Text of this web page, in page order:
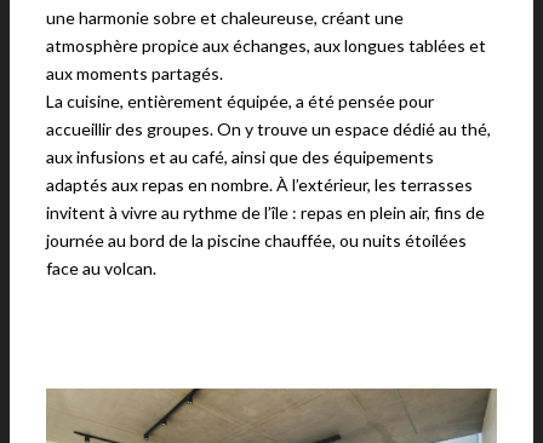
une harmonie sobre et chaleureuse, créant une
atmosphère propice aux échanges, aux longues tablées et
aux moments partagés.
La cuisine, entièrement équipée, a été pensée pour
accueillir des groupes. On y trouve un espace dédié au thé,
aux infusions et au café, ainsi que des équipements
adaptés aux repas en nombre. À l’extérieur, les terrasses
invitent à vivre au rythme de l’île : repas en plein air, fins de
journée au bord de la piscine chauffée, ou nuits étoilées
face au volcan.